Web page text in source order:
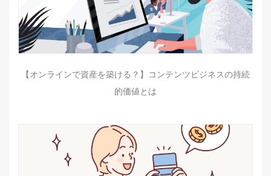
【オンラインで資産を築ける？】コンテンツビジネスの持続
的価値とは